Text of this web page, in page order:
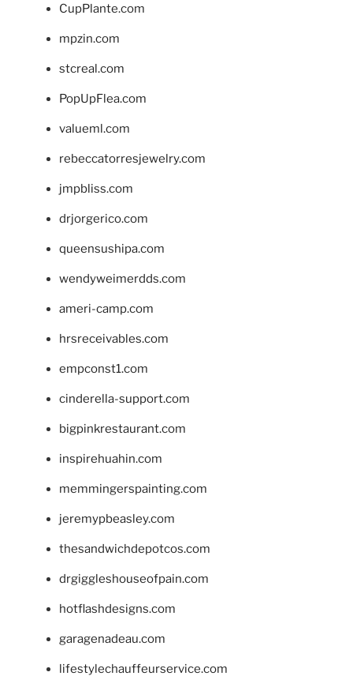
CupPlante.com
mpzin.com
stcreal.com
PopUpFlea.com
valueml.com
rebeccatorresjewelry.com
jmpbliss.com
drjorgerico.com
queensushipa.com
wendyweimerdds.com
ameri-camp.com
hrsreceivables.com
empconst1.com
cinderella-support.com
bigpinkrestaurant.com
inspirehuahin.com
memmingerspainting.com
jeremypbeasley.com
thesandwichdepotcos.com
drgiggleshouseofpain.com
hotflashdesigns.com
garagenadeau.com
lifestylechauffeurservice.com